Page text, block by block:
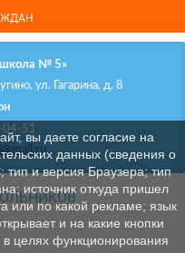
№ 5»
ул. Гагарина, д. 8
51
вы даете согласие на
данных (сведения о
и версия Браузера; тип
источник откуда пришел
или по какой рекламе; язык
и на какие кнопки
целях функционирования